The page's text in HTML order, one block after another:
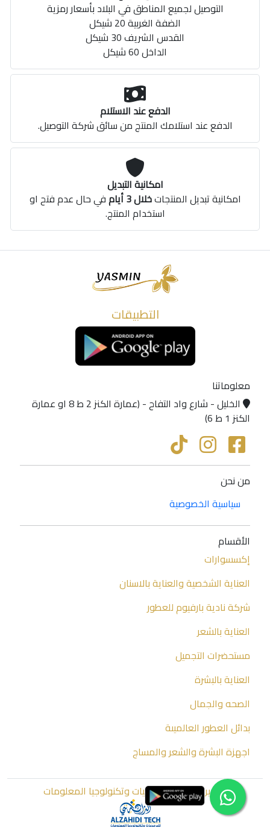
التوصيل لجميع المناطق في البلاد بأسعار رمزية
الضفة الغربية 20 شيكل
القدس الشريف 30 شيكل
الداخل 60 شيكل
الدفع عند الاستلام
الدفع عند استلامك المنتج من سائق شركة التوصيل.
امكانية التبديل
امكانية تبديل المنتجاتخلال 3 أيام
في حال عدم فتح او
استخدام المنتج.
التطبيقات
معلوماتنا
الخليل - شارع واد التفاح - (عمارة الكنز 2 ط 8 او عمارة
الكنز 1 ط 6)
من نحن
سياسية الخصوصية
الأقسام
إكسسوارات
العناية الشخصية والعناية بالاسنان
شركة نادية بارفيوم للعطور
العناية بالشعر
مستحضرات التجميل
العناية بالبشرة
الصحه والجمال
بدائل العطور العالميىة
اجهزة البشرة والشعر والمساج
تطوير الزاهدي للبرمجيات وتكنولوجيا المعلومات